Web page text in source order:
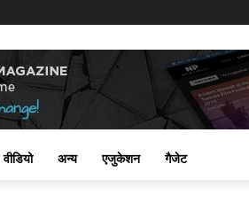
वीडियो अन्य एजुकेशन गैजेट